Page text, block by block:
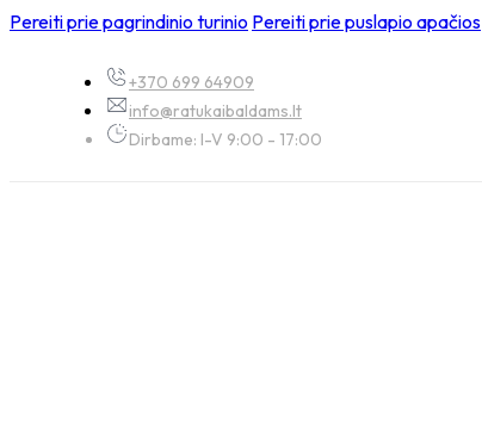
Pereiti prie pagrindinio turinio Pereiti prie puslapio apačios
+370 699 64909
info@ratukaibaldams.lt
Dirbame: I-V 9:00 - 17:00